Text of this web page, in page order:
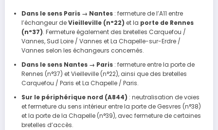
Dans le sens Paris → Nantes: fermeture de l’A11 entre
l’échangeur deVieilleville (n°22) et la porte de Rennes
(n°37). Fermeture également des bretelles Carquefou /
Vannes, Sud Loire / Vannes et La Chapelle-sur-Erdre /
Vannes selon les échangeurs concernés.
Dans le sens Nantes → Paris: fermeture entre la porte de
Rennes (n°37) et Vieilleville (n°22), ainsi que des bretelles
Carquefou / Paris et La Chapelle / Paris.
Sur le périphérique nord (A844) : neutralisation de voies
et fermeture du sens intérieur entre la porte de Gesvres (n°38)
et la porte de la Chapelle (n°39), avec fermeture de certaines
bretelles d’accès.